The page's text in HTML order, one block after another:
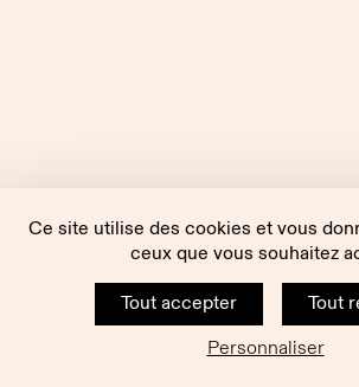
Ce site utilise des cookies et vous
ceux que vous souhaitez
Tout accepter
Tout
Personnaliser